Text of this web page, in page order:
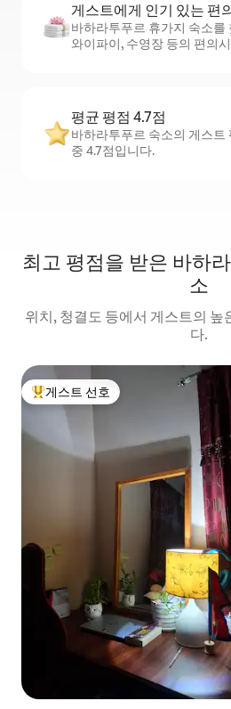
게스트에게 인기 있는 편
바하라투푸르 휴가지 숙소를
와이파이, 수영장 등의 편의
평균 평점 4.7점
바하라투푸르 숙소의 게스트
중 4.7점입니다.
최고 평점을 받은 바하
소
위치, 청결도 등에서 게스트의 높
다.
상위 게스트 선호
게스트 선호